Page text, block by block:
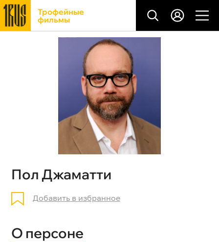
Трофейные
фильмы
Пол Джаматти
Добавить в избранное
О персоне